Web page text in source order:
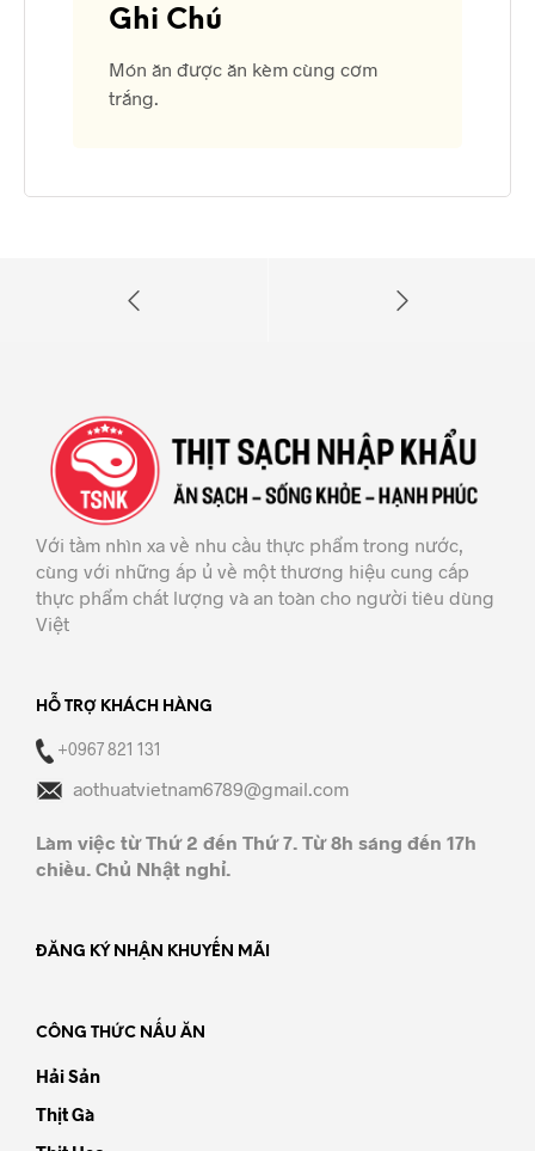
Ghi Chú
Món ăn được ăn kèm cùng cơm
trắng.
Với tầm nhìn xa về nhu cầu thực phẩm trong nước,
cùng với những ấp ủ về một thương hiệu cung cấp
thực phẩm chất lượng và an toàn cho người tiêu dùng
Việt
HỖ TRỢ KHÁCH HÀNG
+0967 821 131
aothuatvietnam6789@gmail.com
Làm việc từ Thứ 2 đến Thứ 7. Từ 8h sáng đến 17h
chiều. Chủ Nhật nghỉ.
ĐĂNG KÝ NHẬN KHUYẾN MÃI
CÔNG THỨC NẤU ĂN
Hải Sản
Thịt Gà